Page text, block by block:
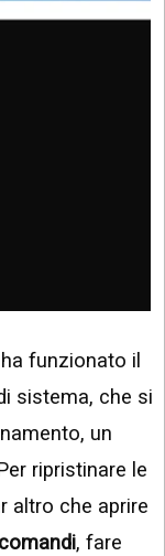
funzionato il
sistema, che si
un
ripristinare le
altro che aprire
, fare